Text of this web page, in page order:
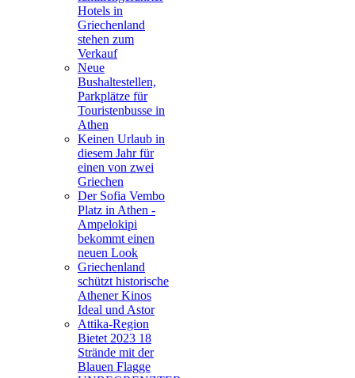
Hotels in
Griechenland
stehen zum
Verkauf
Neue
Bushaltestellen,
Parkplätze für
Touristenbusse in
Athen
Keinen Urlaub in
diesem Jahr für
einen von zwei
Griechen
Der Sofia Vembo
Platz in Athen -
Ampelokipi
bekommt einen
neuen Look
Griechenland
schützt historische
Athener Kinos
Ideal und Astor
Attika-Region
Bietet 2023 18
Strände mit der
Blauen Flagge